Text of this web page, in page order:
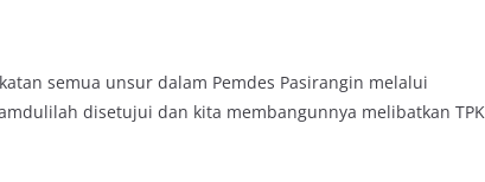
semua unsur dalam Pemdes Pasirangin melalui
disetujui dan kita membangunnya melibatkan TPK